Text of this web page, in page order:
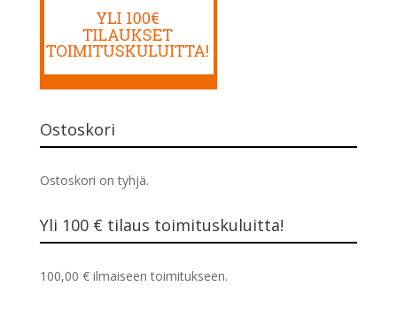
Ostoskori
Ostoskori on tyhjä.
Yli 100 € tilaus toimituskuluitta!
100,00 €ilmaiseen toimitukseen.